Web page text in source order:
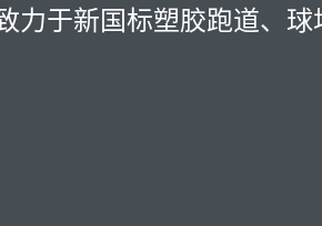
力于新国标塑胶跑道、